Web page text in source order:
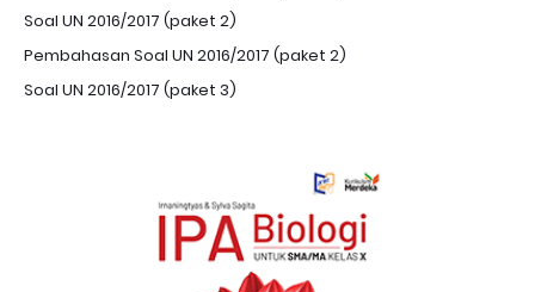
Soal UN 2016/2017 (paket 2)
Pembahasan Soal UN 2016/2017 (paket 2)
Soal UN 2016/2017 (paket 3)